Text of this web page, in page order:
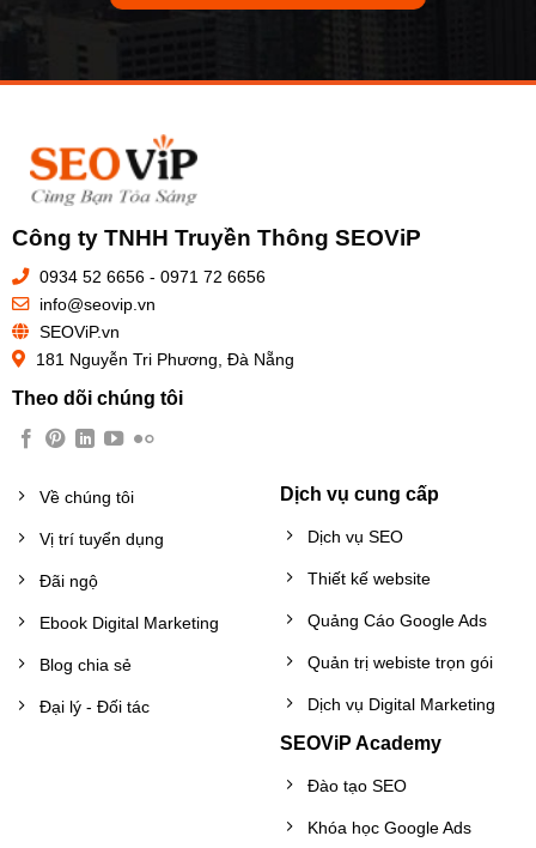
Công ty TNHH Truyền Thông SEOViP
0934 52 6656 - 0971 72 6656
info@seovip.vn
SEOViP.vn
181 Nguyễn Tri Phương, Đà Nẵng
Theo dõi chúng tôi
Về chúng tôi
Vị trí tuyển dụng
Đãi ngộ
Ebook Digital Marketing
Blog chia sẻ
Đại lý - Đối tác
Dịch vụ cung cấp
Dịch vụ SEO
Thiết kế website
Quảng Cáo Google Ads
Quản trị webiste trọn gói
Dịch vụ Digital Marketing
SEOViP Academy
Đào tạo SEO
Khóa học Google Ads